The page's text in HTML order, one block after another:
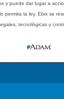
y puede dar lugar a
permita la ley. Ebix se
tecnológicas y